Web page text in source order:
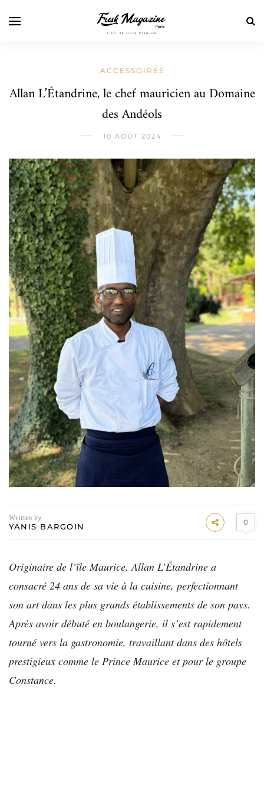
ACCESSOIRES
Allan L’Étandrine, le chef mauricien au Domaine
des Andéols
10 AOÛT 2024
Written by
YANIS BARGOIN 0
Originaire de l’île Maurice, Allan L’Étandrine a
consacré 24 ans de sa vie à la cuisine, perfectionnant
son art dans les plus grands établissements de son pays.
Après avoir débuté en boulangerie, il s’est rapidement
tourné vers la gastronomie, travaillant dans des hôtels
prestigieux comme le Prince Maurice et pour le groupe
Constance.